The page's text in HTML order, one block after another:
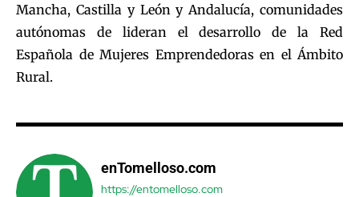
Mancha, Castilla y León y Andalucía, comunidades
autónomas de lideran el desarrollo de la Red
Española de Mujeres Emprendedoras en el Ámbito
Rural.
enTomelloso.com
https://entomelloso.com